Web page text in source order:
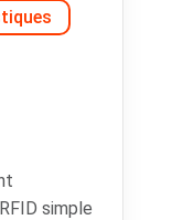
simple